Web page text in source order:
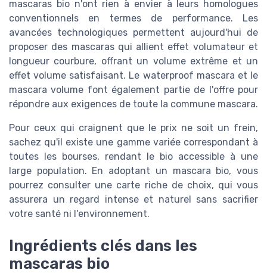
mascaras bio n'ont rien à envier à leurs homologues
conventionnels en termes de performance. Les
avancées technologiques permettent aujourd'hui de
proposer des mascaras qui allient effet volumateur et
longueur courbure, offrant un volume extrême et un
effet volume satisfaisant. Le waterproof mascara et le
mascara volume font également partie de l'offre pour
répondre aux exigences de toute la commune mascara.
Pour ceux qui craignent que le prix ne soit un frein,
sachez qu'il existe une gamme variée correspondant à
toutes les bourses, rendant le bio accessible à une
large population. En adoptant un mascara bio, vous
pourrez consulter une carte riche de choix, qui vous
assurera un regard intense et naturel sans sacrifier
votre santé ni l'environnement.
Ingrédients clés dans les
mascaras bio